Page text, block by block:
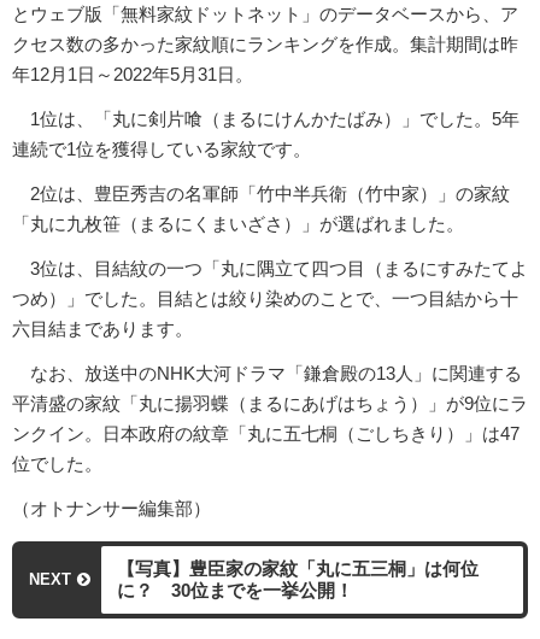
とウェブ版「無料家紋ドットネット」のデータベースから、ア
クセス数の多かった家紋順にランキングを作成。集計期間は昨
年12月1日～2022年5月31日。
1位は、「丸に剣片喰（まるにけんかたばみ）」でした。5年
連続で1位を獲得している家紋です。
2位は、豊臣秀吉の名軍師「竹中半兵衛（竹中家）」の家紋
「丸に九枚笹（まるにくまいざさ）」が選ばれました。
3位は、目結紋の一つ「丸に隅立て四つ目（まるにすみたてよ
つめ）」でした。目結とは絞り染めのことで、一つ目結から十
六目結まであります。
なお、放送中のNHK大河ドラマ「鎌倉殿の13人」に関連する
平清盛の家紋「丸に揚羽蝶（まるにあげはちょう）」が9位にラ
ンクイン。日本政府の紋章「丸に五七桐（ごしちきり）」は47
位でした。
（オトナンサー編集部）
NEXT
【写真】豊臣家の家紋「丸に五三桐」は何位
に？ 30位までを一挙公開！